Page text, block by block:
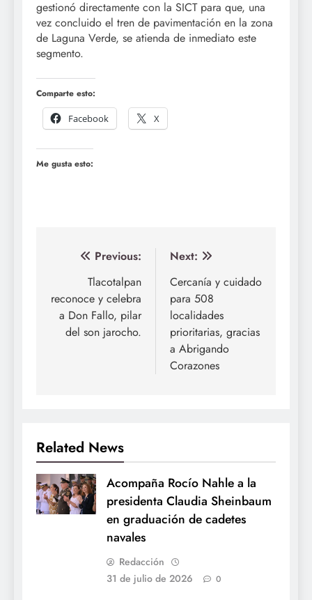
gestionó directamente con la SICT para que, una
vez concluido el tren de pavimentación en la zona
de Laguna Verde, se atienda de inmediato este
segmento.
Comparte esto:
Facebook
X
Me gusta esto:
Navegación
entradas
Previous:
Tlacotalpan
reconoce y celebra
a Don Fallo, pilar
del son jarocho.
Next:
Cercanía y cuidado
para 508
localidades
prioritarias, gracias
a Abrigando
Corazones
Related News
Acompaña Rocío Nahle a la
presidenta Claudia Sheinbaum
en graduación de cadetes
navales
Redacción
31 de julio de 2026
0